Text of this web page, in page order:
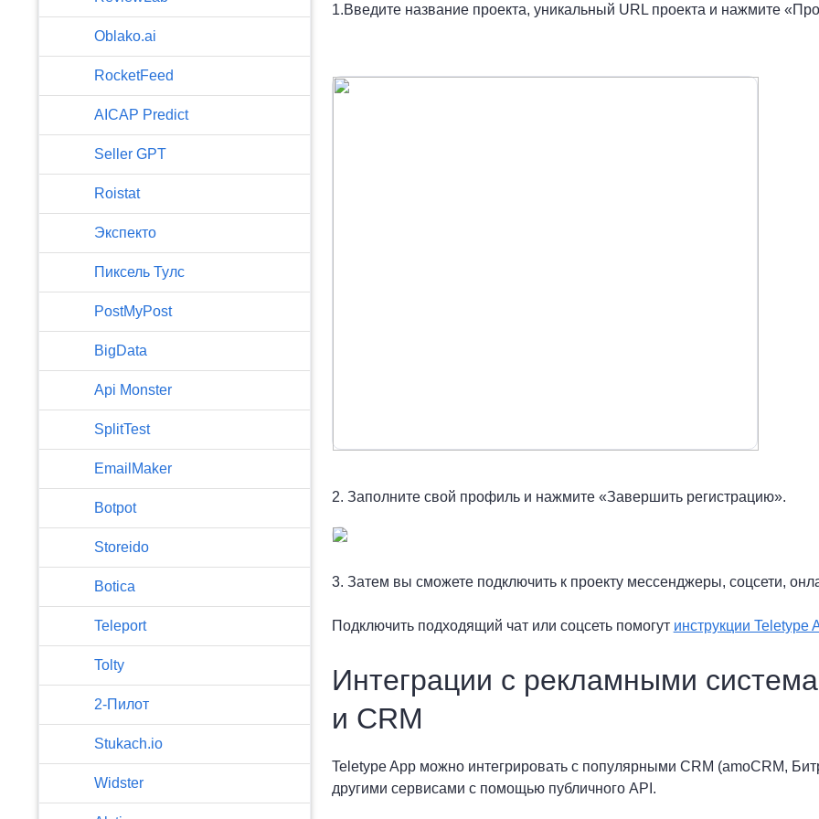
Oblako.ai
RocketFeed
AICAP Predict
Seller GPT
Roistat
Экспекто
Пиксель Тулс
PostMyPost
BigData
Api Monster
SplitTest
EmailMaker
Botpot
Storeido
Botica
Teleport
Tolty
2-Пилот
Stukach.io
Widster
1.Введите название проекта, уникальный URL проекта и нажмите
2. Заполните свой профиль и нажмите «Завершить регистрацию».
3. Затем вы сможете подключить к проекту мессенджеры, соцсети,
Подключить подходящий чат или соцсеть помогут инструкции Teletype
Интеграции с рекламными
и CRM
Teletype App можно интегрировать с популярными CRM (amoCRM,
другими сервисами с помощью публичного API.